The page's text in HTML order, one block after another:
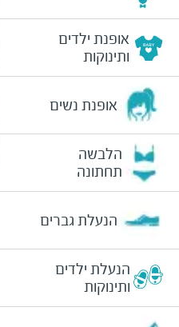
אופנת ילדים
ותינוקות
אופנת נשים
הלבשה
תחתונה
הנעלת גברים
הנעלת ילדים
ותינוקות